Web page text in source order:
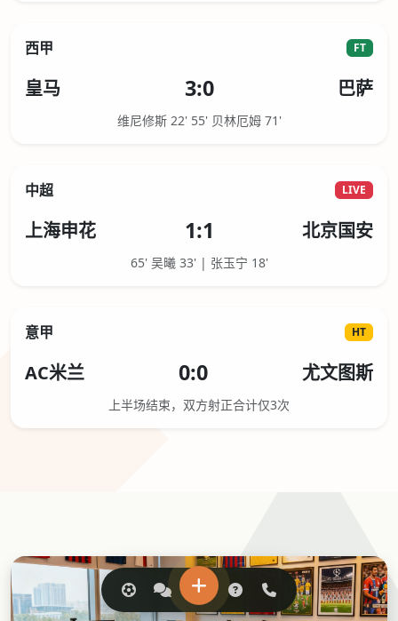
西甲 FT
皇马 3:0 巴萨
维尼修斯 22' 55' 贝林厄姆 71'
中超 LIVE
上海申花 1:1 北京国安
65' 吴曦 33' | 张玉宁 18'
意甲 HT
AC米兰 0:0 尤文图斯
上半场结束，双方射正合计仅3次